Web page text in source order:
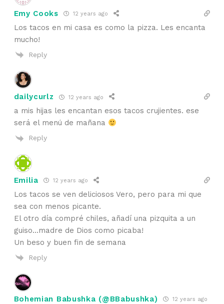
Emy Cooks 12 years ago
Los tacos en mi casa es como la pizza. Les encanta
mucho!
Reply
dailycurlz 12 years ago
a mis hijas les encantan esos tacos crujientes. ese
será el menú de mañana
Reply
Emilia 12 years ago
Los tacos se ven deliciosos Vero, pero para mi que
sea con menos picante.
El otro día compré chiles, añadí una pizquita a un
guiso…madre de Dios como picaba!
Un beso y buen fin de semana
Reply
Bohemian Babushka (@BBabushka) 12 years ago